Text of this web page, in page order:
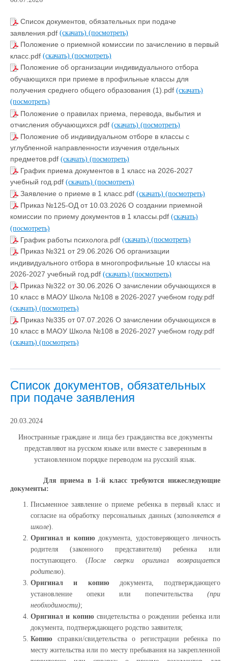
Список документов, обязательных при подаче
заявления.pdf (скачать) (посмотреть)
Положение о приемной комиссии по зачислению в первый
класс.pdf (скачать) (посмотреть)
Положение об организации индивидуального отбора
обучающихся при приеме в профильные классы для
получения среднего общего образования (1).pdf (скачать)
(посмотреть)
Положение о правилах приема, перевода, выбытия и
отчисления обучающихся.pdf (скачать) (посмотреть)
Положение об индивидуальном отборе в классы с
углубленной направленности изучения отдельных
предметов.pdf (скачать) (посмотреть)
График приема документов в 1 класс на 2026-2027
учебный год.pdf (скачать) (посмотреть)
Заявление о приеме в 1 класс.pdf (скачать) (посмотреть)
Приказ №125-ОД от 10.03.2026 О создании приемной
комиссии по приему документов в 1 классы.pdf (скачать)
(посмотреть)
График работы психолога.pdf (скачать) (посмотреть)
Приказ №321 от 29.06.2026 Об организации
индивидуального отбора в многопрофильные 10 классы на
2026-2027 учебный год.pdf (скачать) (посмотреть)
Приказ №322 от 30.06.2026 О зачислении обучающихся в
10 класс в МАОУ Школа №108 в 2026-2027 учебном году.pdf
(скачать) (посмотреть)
Приказ №335 от 07.07.2026 О зачислении обучающихся в
10 класс в МАОУ Школа №108 в 2026-2027 учебном году.pdf
(скачать) (посмотреть)
Список документов, обязательных
при подаче заявления
20.03.2024
Иностранные граждане и лица без гражданства все документы
представляют на русском языке или вместе с заверенным в
установленном порядке переводом на русский язык.
Для приема в 1-й класс требуются нижеследующие
документы:
Письменное заявление о приеме ребенка в первый класс и
согласие на обработку персональных данных (заполняется в
школе).
Оригинал и копиюдокумента, удостоверяющего личность
родителя (законного представителя) ребенка или
поступающего. (После сверки оригинал возвращается
родителю).
Оригинал и копию документа, подтверждающего
установление опеки или попечительства (при
необходимости);
Оригинал и копиюсвидетельства о рождении ребенка или
документа, подтверждающего родство заявителя;
Копию справки/свидетельства о регистрации ребенка по
месту жительства или по месту пребывания на закрепленной